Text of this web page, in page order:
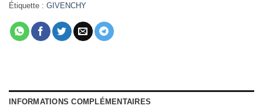
Étiquette : GIVENCHY
INFORMATIONS COMPLÉMENTAIRES